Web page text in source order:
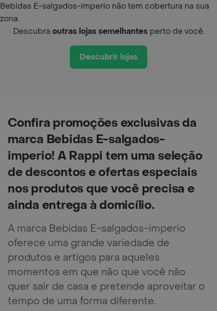
Bebidas E-salgados-imperio não tem cobertura na sua
zona.
Descubra outras lojas semelhantesperto de você.
Descubrir lojas
Confira promoções exclusivas da
marca Bebidas E-salgados-
imperio! A Rappi tem uma seleção
de descontos e ofertas especiais
nos produtos que você precisa e
ainda entrega à domicílio.
A marca Bebidas E-salgados-imperio
oferece uma grande variedade de
produtos e artigos para aqueles
momentos em que não que você não
quer sair de casa e pretende aproveitar o
tempo de uma forma diferente.